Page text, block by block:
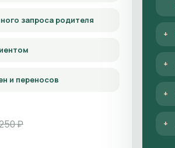
запроса родителя
и переносов
₽